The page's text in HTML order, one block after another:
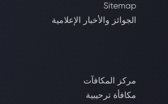
Sitemap
الجوائز والأخبار الإعلامية
مركز المكافآت
مكافأة ترحيبية